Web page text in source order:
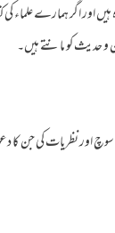
اور اگر ہمارے
و حدیث کو مانتے ہیں۔
سوچ اور نظریات کی